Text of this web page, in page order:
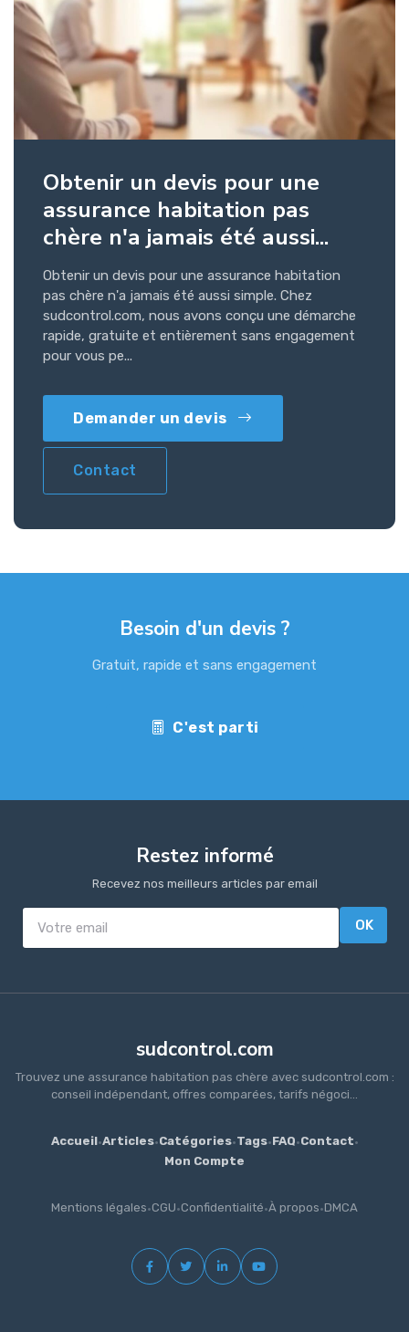
Obtenir un devis pour une
assurance habitation pas
chère n'a jamais été aussi...
Obtenir un devis pour une assurance habitation
pas chère n'a jamais été aussi simple. Chez
sudcontrol.com, nous avons conçu une démarche
rapide, gratuite et entièrement sans engagement
pour vous pe...
Demander un devis
Contact
Besoin d'un devis ?
Gratuit, rapide et sans engagement
C'est parti
Restez informé
Recevez nos meilleurs articles par email
OK
sudcontrol.com
Trouvez une assurance habitation pas chère avec sudcontrol.com :
conseil indépendant, offres comparées, tarifs négoci...
Accueil·Articles·Catégories·Tags·FAQ·Contact·
Mon Compte
Mentions légales·CGU·Confidentialité·À propos·DMCA